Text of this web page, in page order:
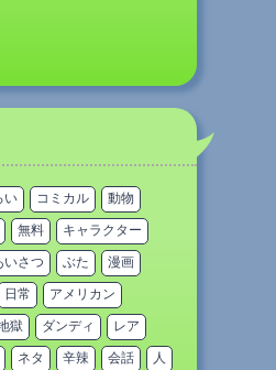
い コミカル 動物
無料 キャラクター
いさつ ぶた 漫画
日常 アメリカン
獄 ダンディ レア
ネタ 辛辣 会話 人